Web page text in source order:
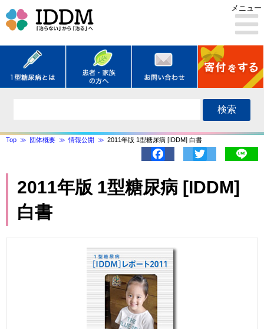
メニュー
検索
Top 団体概要 情報公開 2011年版 1型糖尿病 [IDDM] 白書
Facebook
2011年版 1型糖尿病 [IDDM]
白書